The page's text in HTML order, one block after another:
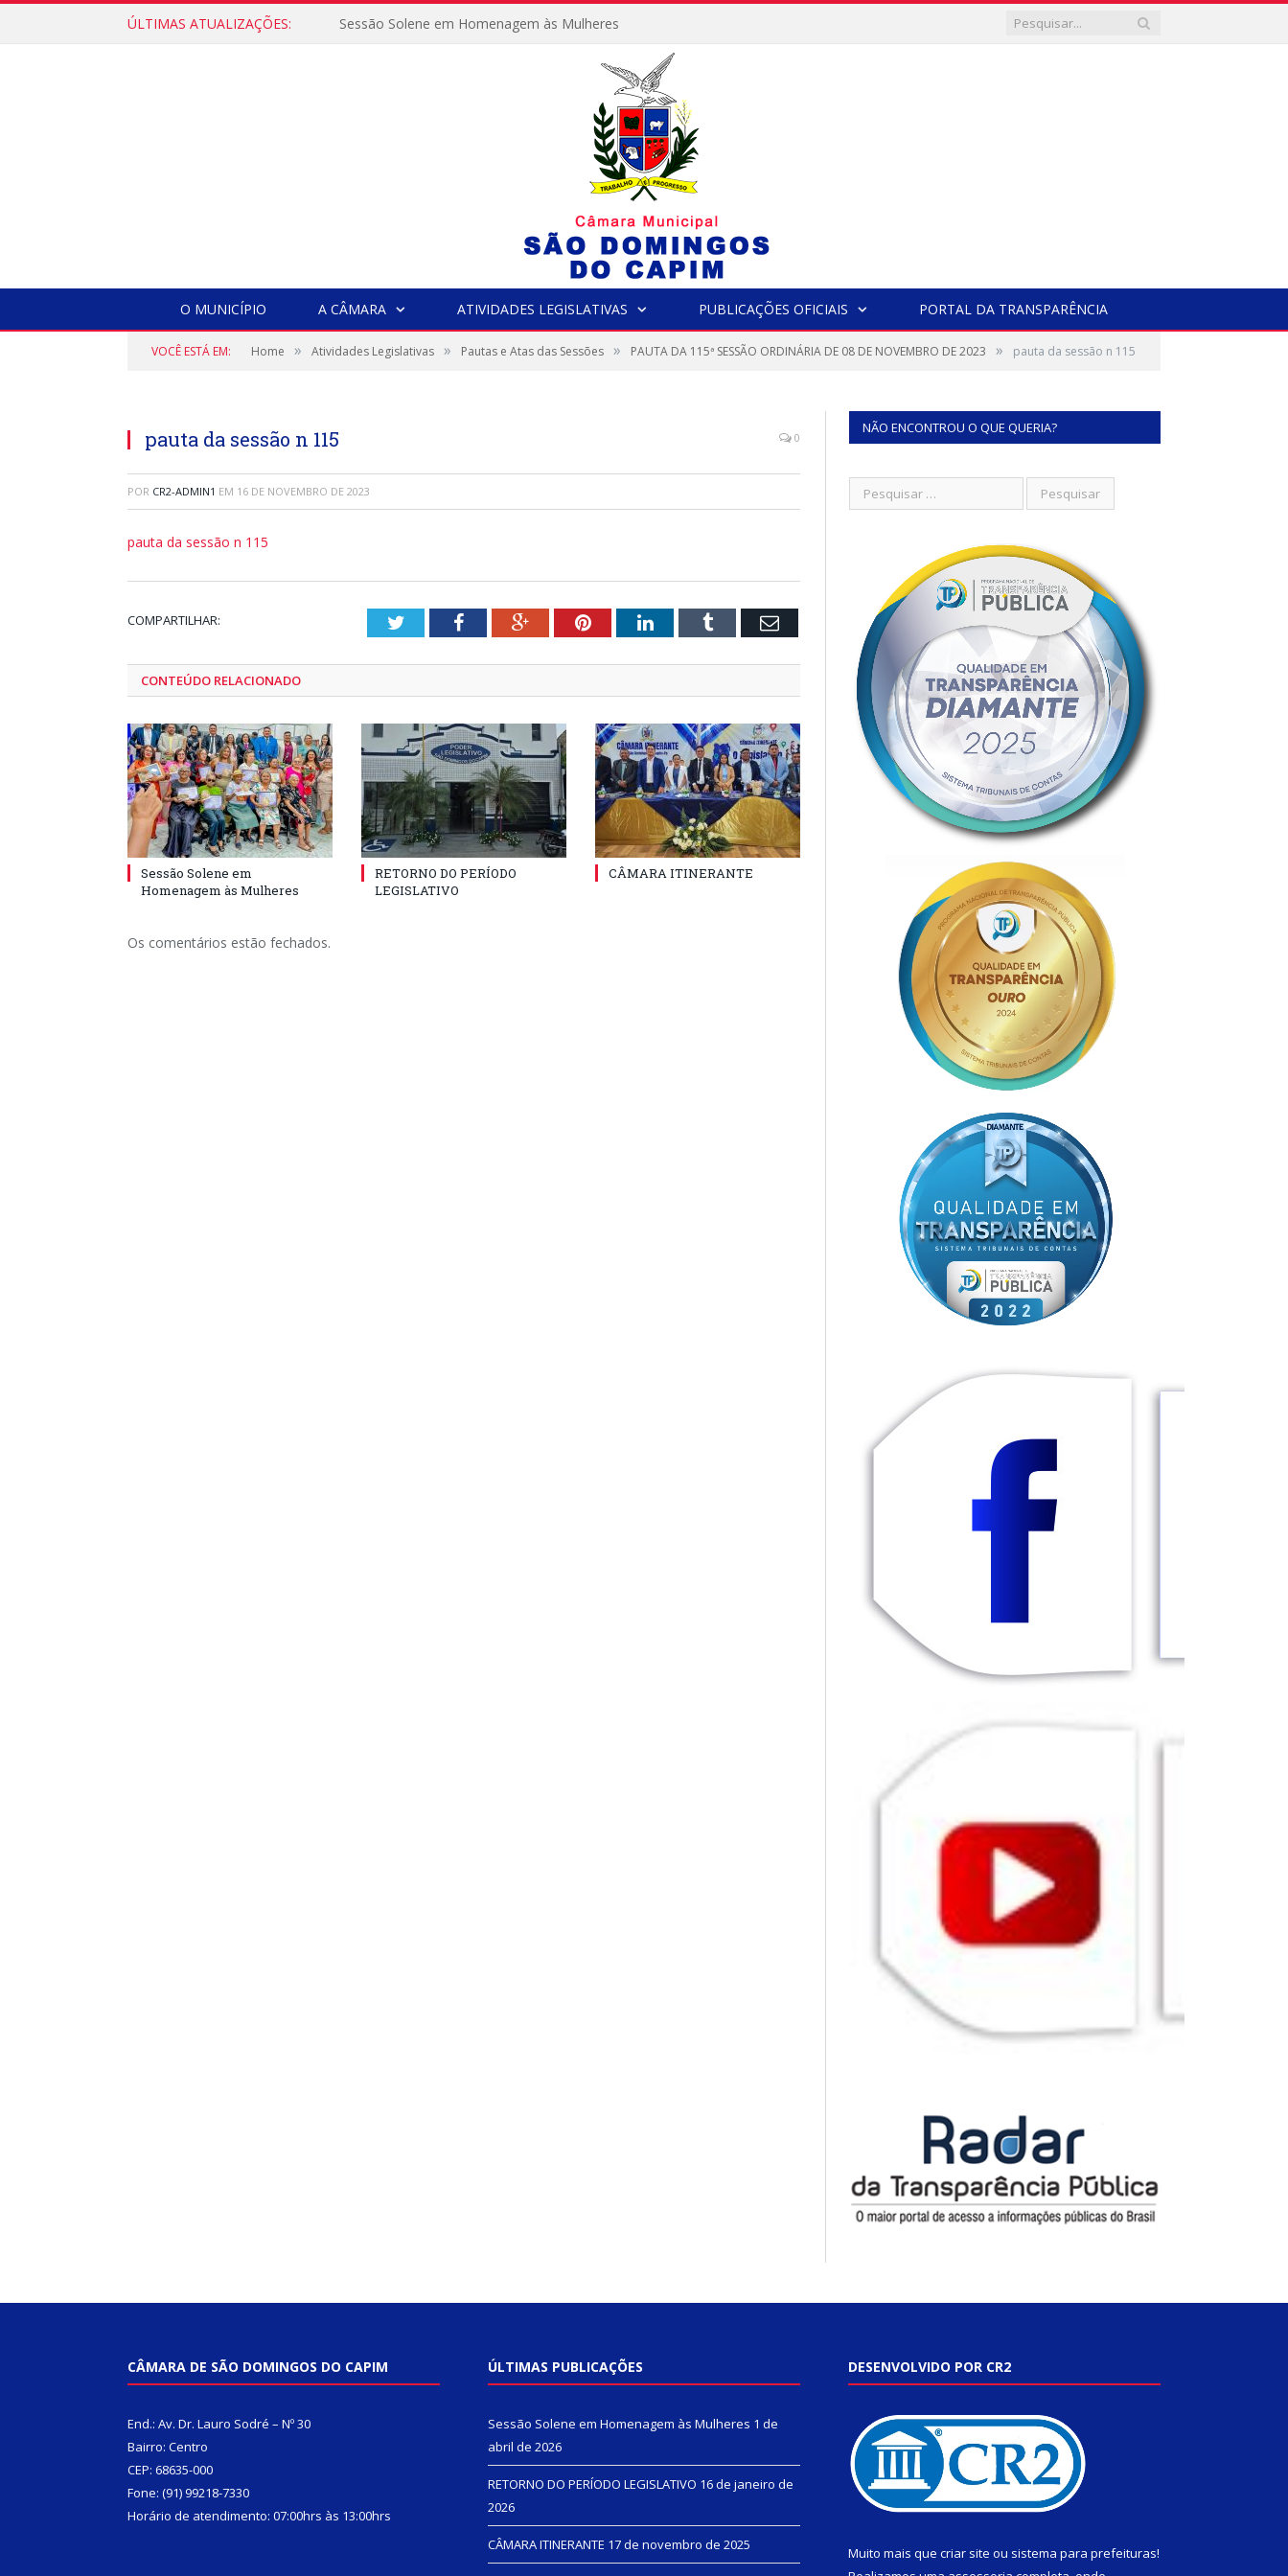
ÚLTIMAS ATUALIZAÇÕES: Sessão Solene em Homenagem às Mulheres
O MUNICÍPIO A CÂMARA ATIVIDADES LEGISLATIVAS PUBLICAÇÕES OFICIAIS PORTAL DA TRANSPARÊNCIA
VOCÊ ESTÁ EM: Home » Atividades Legislativas » Pautas e Atas das Sessões » PAUTA DA 115ª SESSÃO ORDINÁRIA DE 08 DE NOVEMBRO DE 2023 » pauta da sessão n 115
pauta da sessão n 115 0
POR CR2-ADMIN1 EM 16 DE NOVEMBRO DE 2023
pauta da sessão n 115
COMPARTILHAR: TwitterFacebookGoogle+PinterestLinkedInTumblr Email
CONTEÚDO RELACIONADO
Sessão Solene em
Homenagem às Mulheres
RETORNO DO PERÍODO
LEGISLATIVO
CÂMARA ITINERANTE
Os comentários estão fechados.
NÃO ENCONTROU O QUE QUERIA?
CÂMARA DE SÃO DOMINGOS DO CAPIM
End.: Av. Dr. Lauro Sodré – Nº 30
Bairro: Centro
CEP: 68635-000
Fone: (91) 99218-7330
Horário de atendimento: 07:00hrs às 13:00hrs
ÚLTIMAS PUBLICAÇÕES
Sessão Solene em Homenagem às Mulheres 1 de
abril de 2026
RETORNO DO PERÍODO LEGISLATIVO 16 de janeiro de
2026
CÂMARA ITINERANTE 17 de novembro de 2025
DESENVOLVIDO POR CR2
Muito mais que criar site ou sistema para prefeituras!